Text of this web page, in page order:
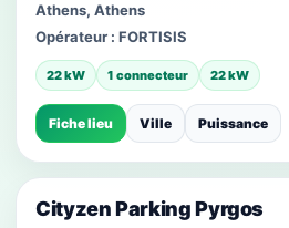
Athens, Athens
Opérateur : FORTISIS
22 kW 1 connecteur 22 kW
Fiche lieu Ville Puissance
Cityzen Parking Pyrgos